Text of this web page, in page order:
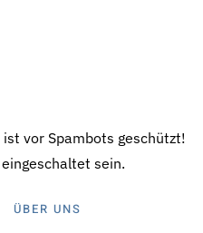
vor Spambots geschützt!
sein.
ÜBER UNS